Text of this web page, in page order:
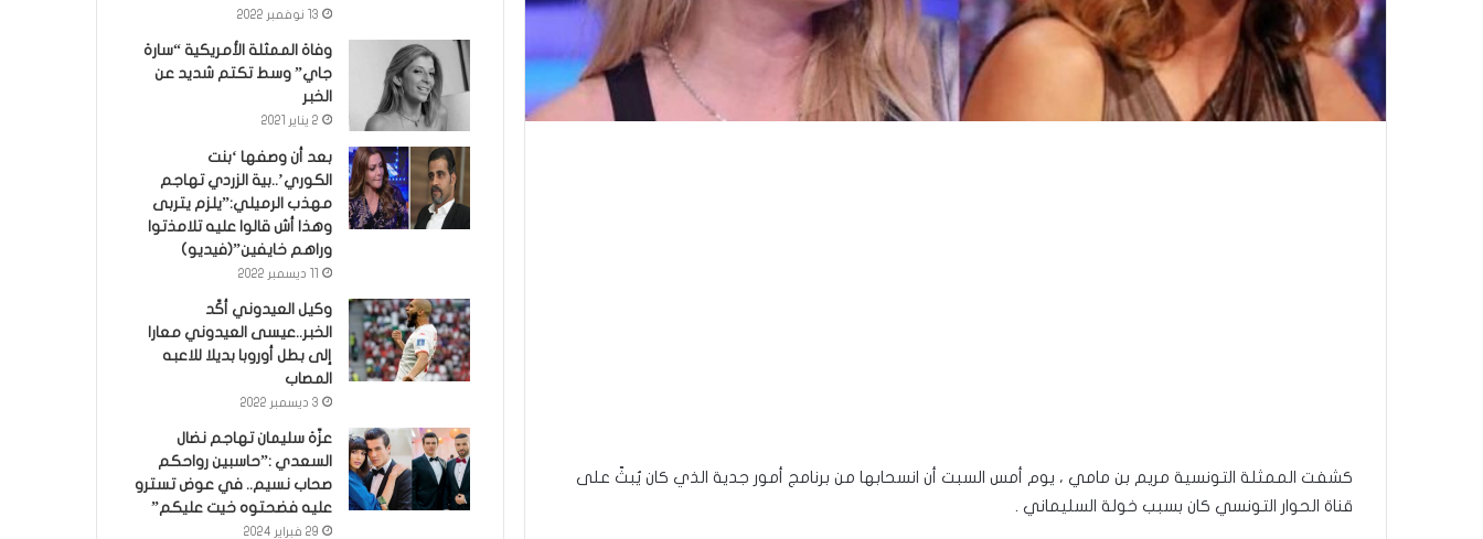
كشفت الممثلة التونسية مريم بن مامي ، يوم أمس السبت أن انسحابها من برنامج أمور جدية الذي كان يٌبثّ على
قناة الحوار التونسي كان بسبب خولة السليماني .
13 نوفمبر 2022
وفاة الممثلة الأمريكية “سارة
جاي” وسط تكتم شديد عن
الخبر
2 يناير 2021
بعد أن وصفها ‘بنت
الكوري’..بية الزردي تهاجم
مهذب الرميلي:”يلزم يتربى
وهذا أش قالوا عليه تلامذتوا
وراهم خايفين”(فيديو)
وكيل العيدوني أكّد
الخبر..عيسى العيدوني معارا
إلى بطل أوروبا بديلا للاعبه
المصاب
3 ديسمبر 2022
عزّة سليمان تهاجم نضال
السعدي :”حاسبين رواحكم
صحاب نسيم.. في عوض تسترو
عليه فضحتوه خيت عليكم”
29 فبراير 2024